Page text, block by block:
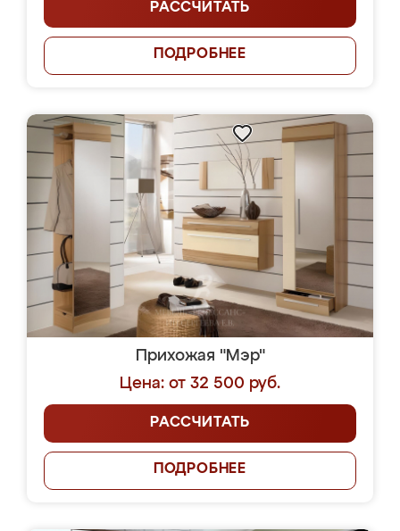
РАССЧИТАТЬ
ПОДРОБНЕЕ
Прихожая "Мэр"
Цена: от 32 500 руб.
РАССЧИТАТЬ
ПОДРОБНЕЕ